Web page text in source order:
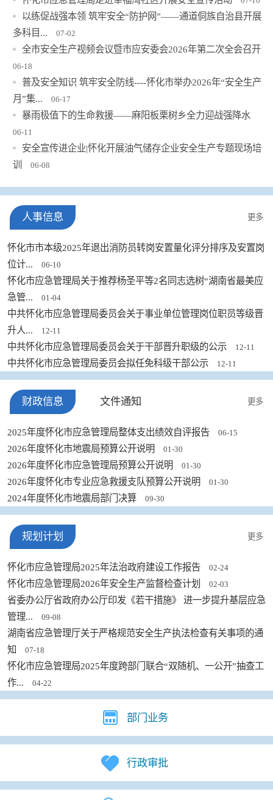
以练促战强本领 筑牢安全“防护网”——通道侗族自治县开展
多科目...
07-02
全市安全生产视频会议暨市应安委会2026年第二次全会召开
06-18
普及安全知识 筑牢安全防线----怀化市举办2026年“安全生产
月”集...
06-17
暴雨极值下的生命救援——麻阳板栗树乡全力迎战强降水
06-11
安全宣传进企业|怀化开展油气储存企业安全生产专题现场培
训
06-08
人事信息 更多
怀化市市本级2025年退出消防员转岗安置量化评分排序及安置岗
位计...
06-10
怀化市应急管理局关于推荐杨圣平等2名同志选树“湖南省最美应
急管...
01-04
中共怀化市应急管理局委员会关于事业单位管理岗位职员等级晋
升人...
12-11
中共怀化市应急管理局委员会关于干部晋升职级的公示 12-11
中共怀化市应急管理局委员会拟任免科级干部公示 12-11
财政信息 文件通知 更多
2025年度怀化市应急管理局整体支出绩效自评报告 06-15
2026年度怀化市地震局预算公开说明 01-30
2026年度怀化市应急管理局预算公开说明 01-30
2026年度怀化市专业应急救援支队预算公开说明 01-30
2024年度怀化市地震局部门决算 09-30
规划计划 更多
怀化市应急管理局2025年法治政府建设工作报告 02-24
怀化市应急管理局2026年安全生产监督检查计划 02-03
省委办公厅省政府办公厅印发《若干措施》 进一步提升基层应急
管理...
09-08
湖南省应急管理厅关于严格规范安全生产执法检查有关事项的通
知
07-18
怀化市应急管理局2025年度跨部门联合“双随机、一公开”抽查工
作...
04-22
部门业务
行政审批